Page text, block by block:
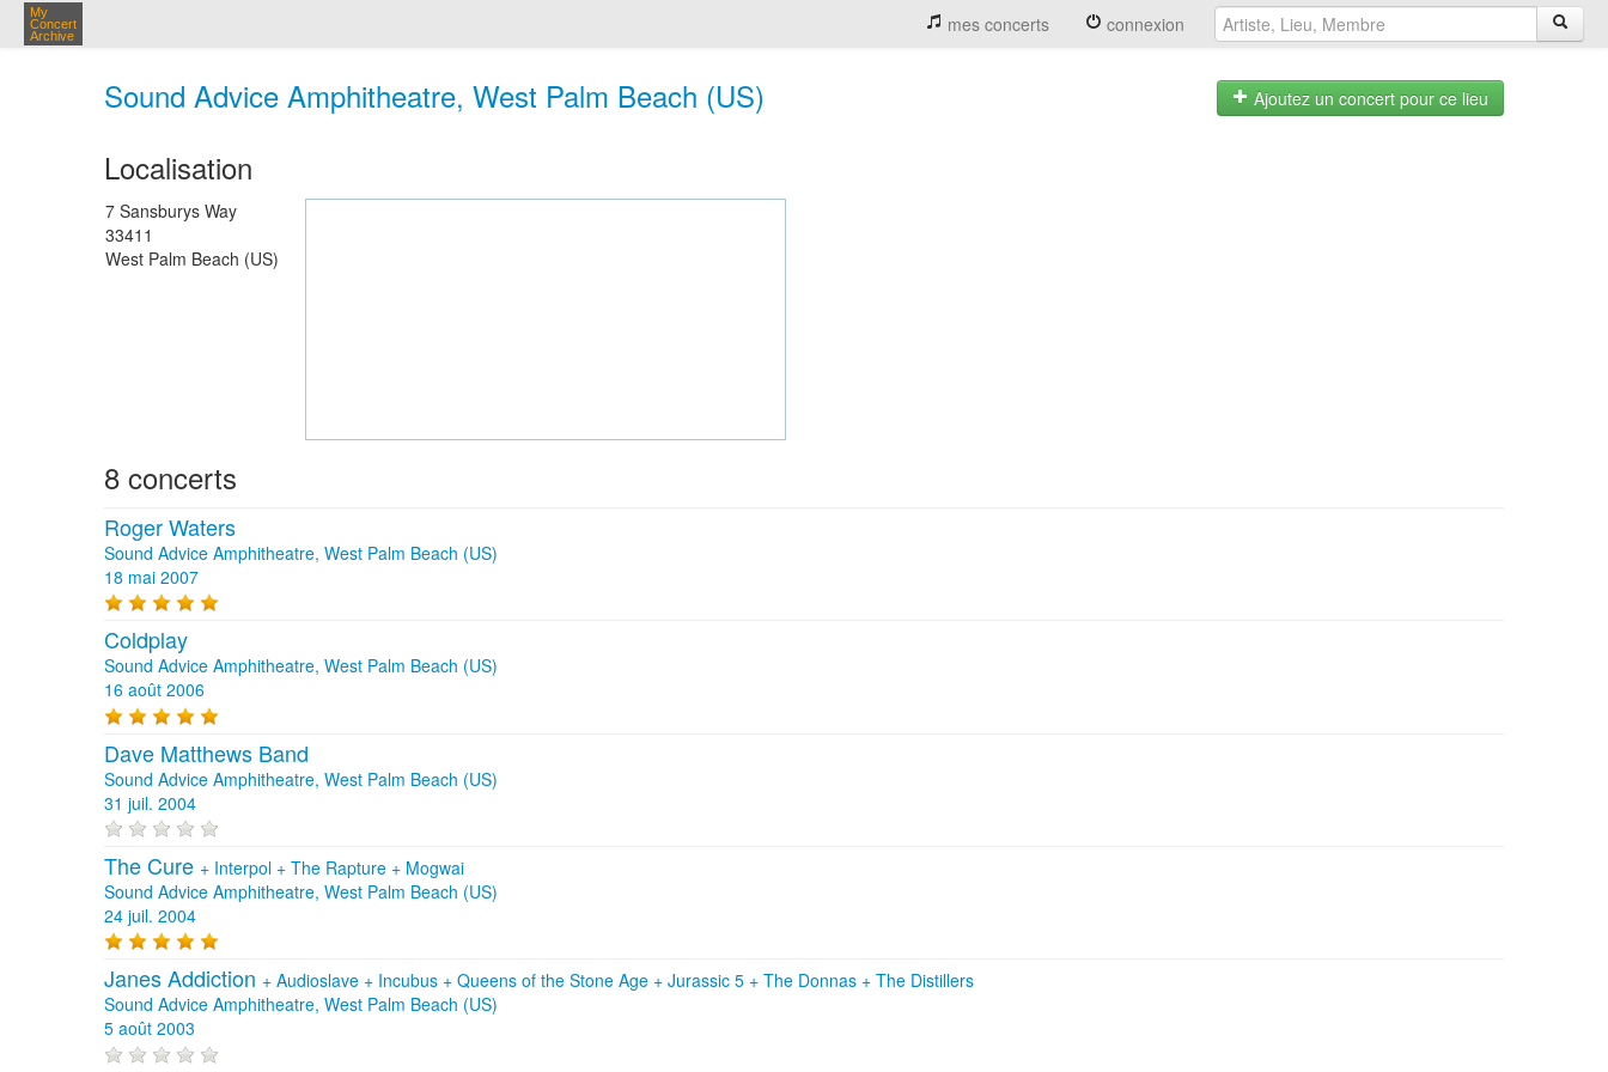
My
Concert
Archive
mes concerts connexion
Sound Advice Amphitheatre, West Palm Beach (US) Ajoutez un concert pour ce lieu
Localisation
7 Sansburys Way
33411
West Palm Beach (US)
8 concerts
Roger Waters
Sound Advice Amphitheatre, West Palm Beach (US)
18 mai 2007
Coldplay
Sound Advice Amphitheatre, West Palm Beach (US)
16 août 2006
Dave Matthews Band
Sound Advice Amphitheatre, West Palm Beach (US)
31 juil. 2004
The Cure + Interpol + The Rapture + Mogwai
Sound Advice Amphitheatre, West Palm Beach (US)
24 juil. 2004
Janes Addiction + Audioslave + Incubus + Queens of the Stone Age + Jurassic 5 + The Donnas + The Distillers
Sound Advice Amphitheatre, West Palm Beach (US)
5 août 2003